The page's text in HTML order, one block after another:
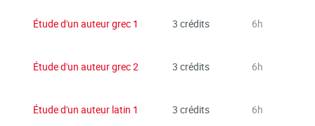
Étude d'un auteur grec 1 3 crédits 6h
Étude d'un auteur grec 2 3 crédits 6h
Étude d'un auteur latin 1 3 crédits 6h